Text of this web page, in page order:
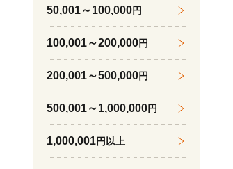
50,001～100,000円
100,001～200,000円
200,001～500,000円
500,001～1,000,000円
1,000,001円以上